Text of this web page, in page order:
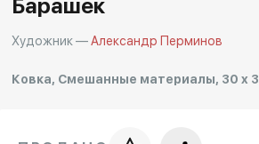
Барашек
Художник —Александр Перминов
Ковка, Смешанные материалы, 30 x